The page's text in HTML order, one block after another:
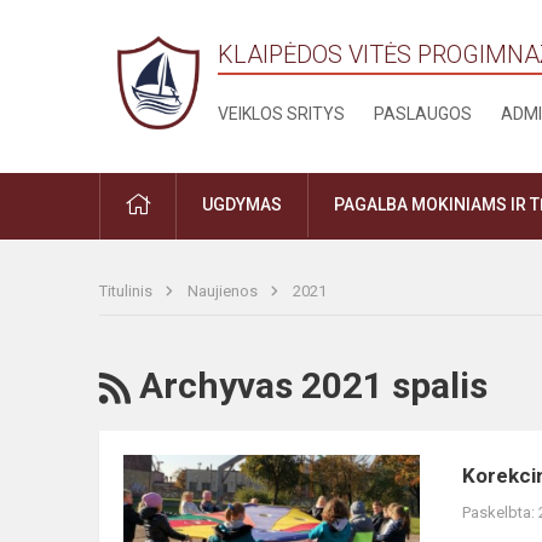
KLAIPĖDOS VITĖS
VEIKLOS SRITYS PASLAUGOS
PRADŽIAUGDYMAS PAGALBA MOKINIAMS IR
Titulinis Naujienos 2021
RSS
Archyvas 2021 spalis
Korekcinės
profilaktinės
mankštos
Paskelbta: